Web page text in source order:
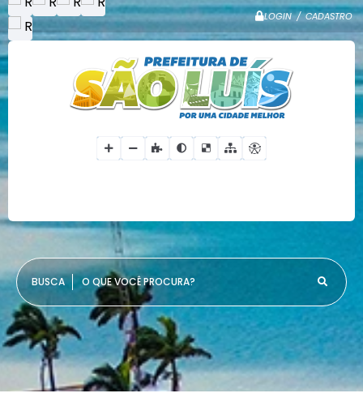
LOGIN / CADASTRO
O QUE VOCÊ PROCURA?